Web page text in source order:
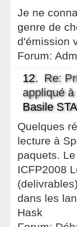
Je ne
genre de
d'émission
Forum:
12. Re:
appliqué à
Basile
Quelques
lecture à
paquets.
ICFP2008
dans les
Hask